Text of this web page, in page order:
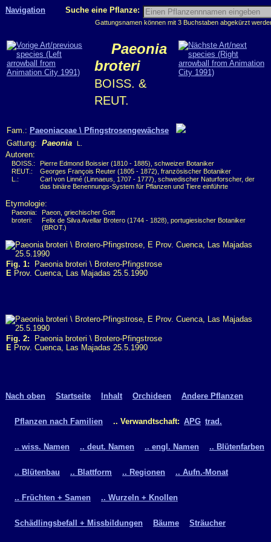
Navigation Suche eine Pflanze:
Gattungsnamen können mit 3 Buchstaben abgekürzt
Paeonia
broteri
BOISS. &
REUT.
Fam.: Paeoniaceae \ Pfingstrosengewächse
Gattung: Paeonia L.
Autoren:
BOISS.:
Pierre Edmond Boissier (1810 - 1885), schweizer Botaniker
REUT.:
Georges François Reuter (1805 - 1872), französischer Botaniker
L.:
Carl von Linné (Linnaeus, 1707 - 1777), schwedischer Naturforscher, der
das binäre Benennungs-System für Pflanzen und Tiere einführte
Etymologie:
Paeonia:
Paeon, griechischer Gott
broteri:
Felix de Silva Avellar Brotero (1744 - 1828), portugiesischer Botaniker
(BROT.)
Fig. 1: Paeonia broteri \ Brotero-Pfingstrose
E Prov. Cuenca, Las Majadas 25.5.1990
Fig. 2: Paeonia broteri \ Brotero-Pfingstrose
E Prov. Cuenca, Las Majadas 25.5.1990
Nach oben Startseite Inhalt Orchideen Andere Pflanzen
Pflanzen nach Familien .. Verwandtschaft: APG trad.
.. wiss. Namen .. deut. Namen .. engl. Namen .. Blütenfarben
.. Blütenbau .. Blattform .. Regionen .. Aufn.-Monat
.. Früchten + Samen .. Wurzeln + Knollen
Schädlingsbefall + Missbildungen Bäume Sträucher